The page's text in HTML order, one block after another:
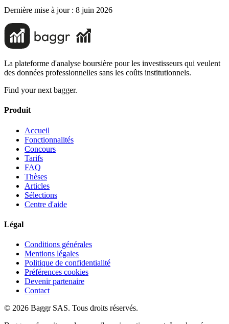
Dernière mise à jour : 8 juin 2026
La plateforme d'analyse boursière pour les investisseurs qui veulent
des données professionnelles sans les coûts institutionnels.
Find your next bagger.
Produit
Accueil
Fonctionnalités
Concours
Tarifs
FAQ
Thèses
Articles
Sélections
Centre d'aide
Légal
Conditions générales
Mentions légales
Politique de confidentialité
Préférences cookies
Devenir partenaire
Contact
© 2026 Baggr SAS. Tous droits réservés.